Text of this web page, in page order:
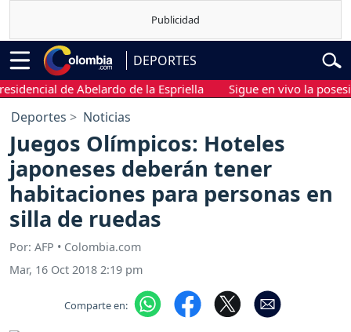
DEPORTES
de Abelardo de la Espriella Sigue en vivo la
Deportes Noticias
Juegos Olímpicos: Hoteles
japoneses deberán tener
habitaciones para personas en
silla de ruedas
Por: AFP • Colombia.com
Mar, 16 Oct 2018 2:19 pm
Comparte en: